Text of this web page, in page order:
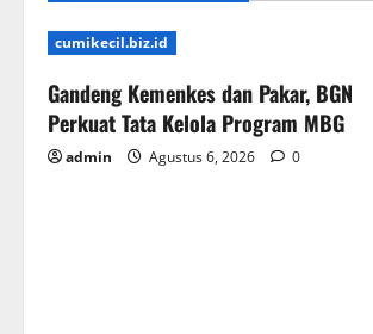
cumikecil.biz.id
Gandeng Kemenkes dan Pakar, BGN
Perkuat Tata Kelola Program MBG
admin Agustus 6, 2026 0